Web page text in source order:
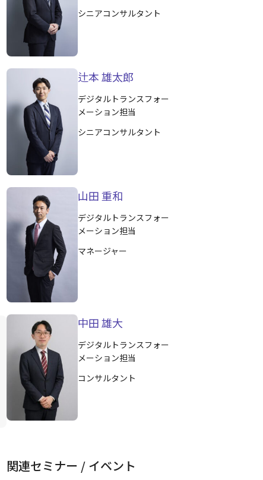
シニアコンサルタント
辻本 雄太郎
デジタルトランスフォー
メーション担当
シニアコンサルタント
山田 重和
デジタルトランスフォー
メーション担当
マネージャー
中田 雄大
デジタルトランスフォー
メーション担当
コンサルタント
関連セミナー / イベント